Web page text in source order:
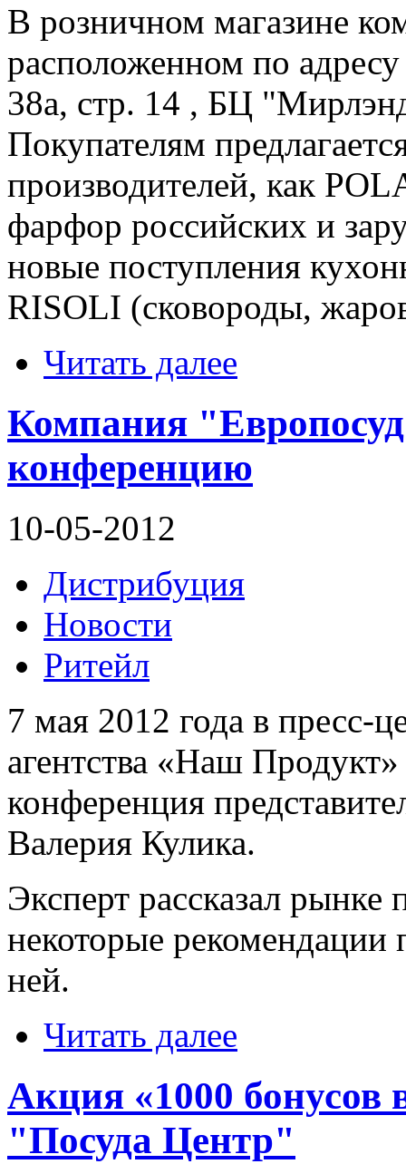
В розничном магазине
расположенном по
38а, стр. 14 , БЦ
Покупателям
производителей, как
фарфор российских и
новые поступления
RISOLI (сковороды,
Читать далее
Компания
конференцию
10-05-2012
Дистрибуция
Новости
Ритейл
7 мая 2012 года в пресс-
агентства «Наш
конференция
Валерия Кулика.
Эксперт рассказал
некоторые
ней.
Читать далее
Акция «1000 бонусов
"Посуда Центр"